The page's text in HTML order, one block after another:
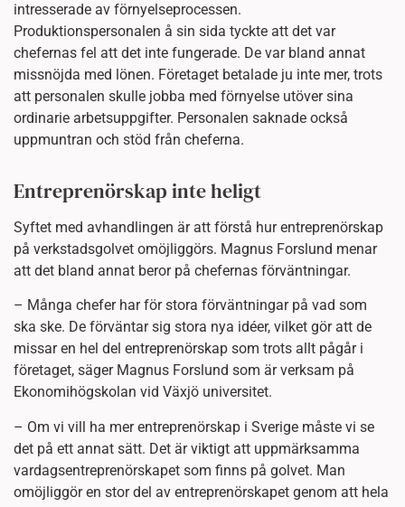
intresserade av förnyelseprocessen.
Produktionspersonalen å sin sida tyckte att det var
chefernas fel att det inte fungerade. De var bland annat
missnöjda med lönen. Företaget betalade ju inte mer, trots
att personalen skulle jobba med förnyelse utöver sina
ordinarie arbetsuppgifter. Personalen saknade också
uppmuntran och stöd från cheferna.
Entreprenörskap inte heligt
Syftet med avhandlingen är att förstå hur entreprenörskap
på verkstadsgolvet omöjliggörs. Magnus Forslund menar
att det bland annat beror på chefernas förväntningar.
– Många chefer har för stora förväntningar på vad som
ska ske. De förväntar sig stora nya idéer, vilket gör att de
missar en hel del entreprenörskap som trots allt pågår i
företaget, säger Magnus Forslund som är verksam på
Ekonomihögskolan vid Växjö universitet.
– Om vi vill ha mer entreprenörskap i Sverige måste vi se
det på ett annat sätt. Det är viktigt att uppmärksamma
vardagsentreprenörskapet som finns på golvet. Man
omöjliggör en stor del av entreprenörskapet genom att hela